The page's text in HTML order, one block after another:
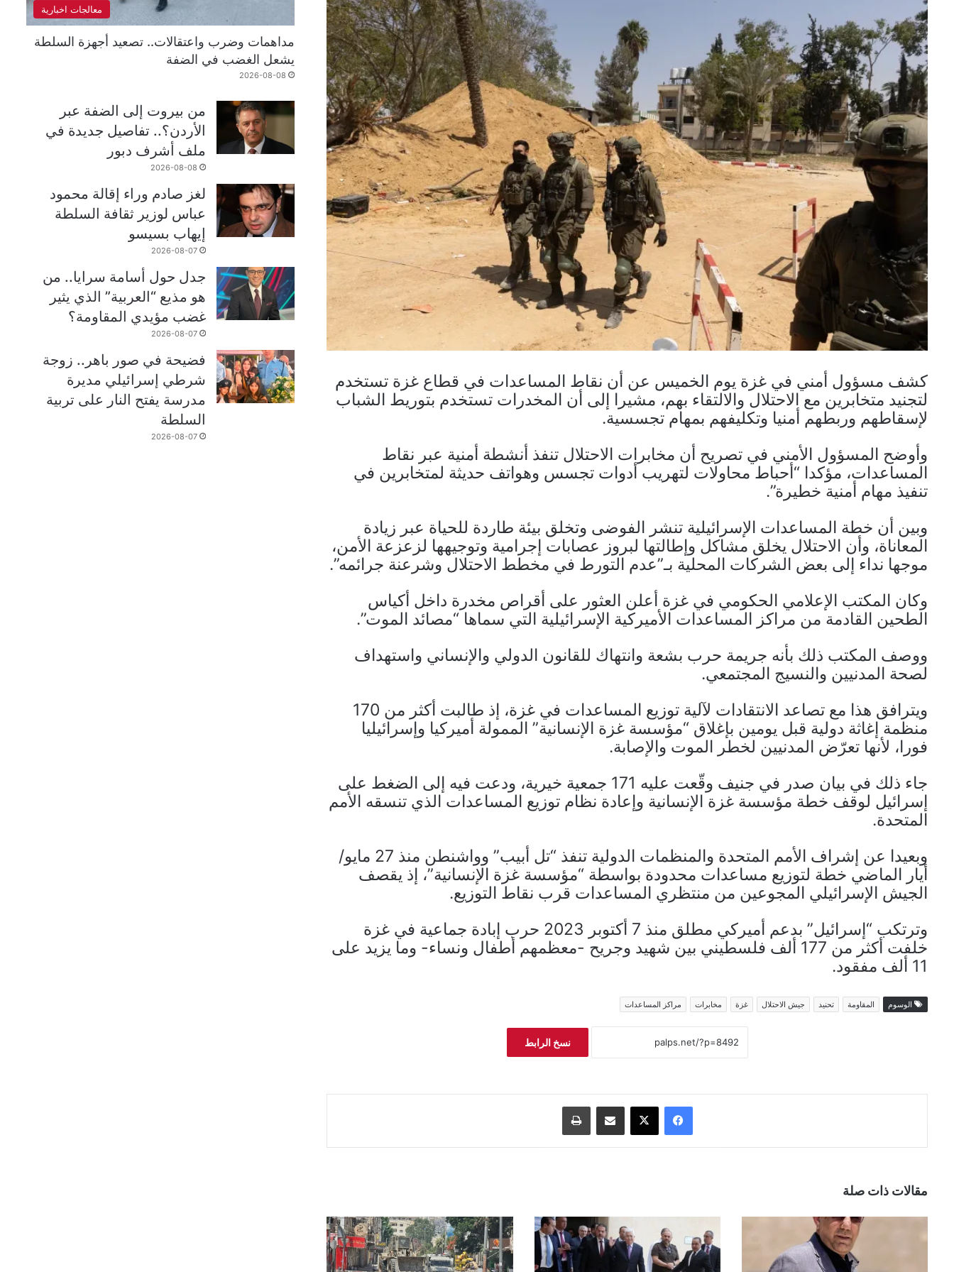
كشف مسؤول أمني في غزة يوم الخميس عن أن نقاط المساعدات في قطاع غزة تستخدم
لتجنيد متخابرين مع الاحتلال والالتقاء بهم، مشيرا إلى أن المخدرات تستخدم بتوريط الشباب
لإسقاطهم وربطهم أمنيا وتكليفهم بمهام تجسسية.
وأوضح المسؤول الأمني في تصريح أن مخابرات الاحتلال تنفذ أنشطة أمنية عبر نقاط
المساعدات، مؤكدا “أحباط محاولات لتهريب أدوات تجسس وهواتف حديثة لمتخابرين في
تنفيذ مهام أمنية خطيرة”.
وبين أن خطة المساعدات الإسرائيلية تنشر الفوضى وتخلق بيئة طاردة للحياة عبر زيادة
المعاناة، وأن الاحتلال يخلق مشاكل وإطالتها لبروز عصابات إجرامية وتوجيهها لزعزعة الأمن،
موجها نداء إلى بعض الشركات المحلية بـ”عدم التورط في مخطط الاحتلال وشرعنة جرائمه”.
وكان المكتب الإعلامي الحكومي في غزة أعلن العثور على أقراص مخدرة داخل أكياس
الطحين القادمة من مراكز المساعدات الأميركية الإسرائيلية التي سماها “مصائد الموت”.
ووصف المكتب ذلك بأنه جريمة حرب بشعة وانتهاك للقانون الدولي والإنساني واستهداف
لصحة المدنيين والنسيج المجتمعي.
ويترافق هذا مع تصاعد الانتقادات لآلية توزيع المساعدات في غزة، إذ طالبت أكثر من 170
منظمة إغاثة دولية قبل يومين بإغلاق “مؤسسة غزة الإنسانية” الممولة أميركيا وإسرائيليا
فورا، لأنها تعرّض المدنيين لخطر الموت والإصابة.
جاء ذلك في بيان صدر في جنيف وقّعت عليه 171 جمعية خيرية، ودعت فيه إلى الضغط على
إسرائيل لوقف خطة مؤسسة غزة الإنسانية وإعادة نظام توزيع المساعدات الذي تنسقه الأمم
المتحدة.
وبعيدا عن إشراف الأمم المتحدة والمنظمات الدولية تنفذ “تل أبيب” وواشنطن منذ 27 مايو/
أيار الماضي خطة لتوزيع مساعدات محدودة بواسطة “مؤسسة غزة الإنسانية”، إذ يقصف
الجيش الإسرائيلي المجوعين من منتظري المساعدات قرب نقاط التوزيع.
وترتكب “إسرائيل” بدعم أميركي مطلق منذ 7 أكتوبر 2023 حرب إبادة جماعية في غزة
خلفت أكثر من 177 ألف فلسطيني بين شهيد وجريح -معظمهم أطفال ونساء- وما يزيد على
11 ألف مفقود.
الوسوم المقاومة تحنيد جيش الاحتلال غزة مخابرات مراكز المساعدات
نسخ الرابط
فيسبوك ‫X مشاركة عبر البريد طباعة
مقالات ذات صلة
معالجات اخبارية
مداهمات وضرب واعتقالات.. تصعيد أجهزة السلطة
يشعل الغضب في الضفة
2026-08-08
من بيروت إلى الضفة عبر
الأردن؟.. تفاصيل جديدة في
ملف أشرف دبور
2026-08-08
لغز صادم وراء إقالة محمود
عباس لوزير ثقافة السلطة
إيهاب بسيسو
2026-08-07
جدل حول أسامة سرايا.. من
هو مذيع “العربية” الذي يثير
غضب مؤيدي المقاومة؟
2026-08-07
فضيحة في صور باهر.. زوجة
شرطي إسرائيلي مديرة
مدرسة يفتح النار على تربية
السلطة
2026-08-07